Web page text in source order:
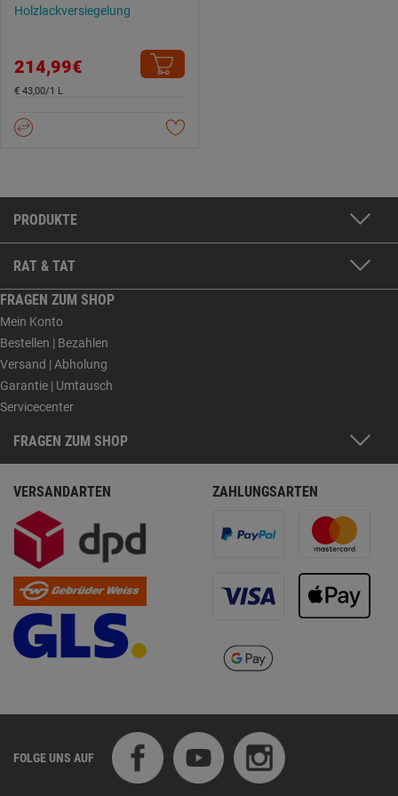
Holzlackversiegelung
214,99€
€ 43,00/1 L
PRODUKTE
RAT & TAT
FRAGEN ZUM SHOP
Mein Konto
Bestellen | Bezahlen
Versand | Abholung
Garantie | Umtausch
Servicecenter
FRAGEN ZUM SHOP
VERSANDARTEN ZAHLUNGSARTEN
FOLGE UNS AUF